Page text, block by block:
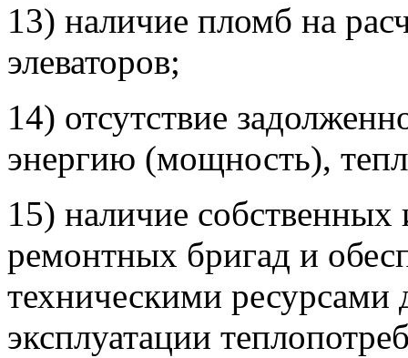
13) наличие пломб на
элеваторов;
14) отсутствие
энергию (мощность),
15) наличие
ремонтных бригад и
техническими
эксплуатации